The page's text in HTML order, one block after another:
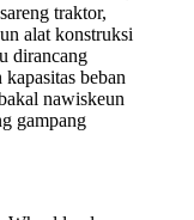
traktor,
alat konstruksi
dirancang
beban
nawiskeun
gampang